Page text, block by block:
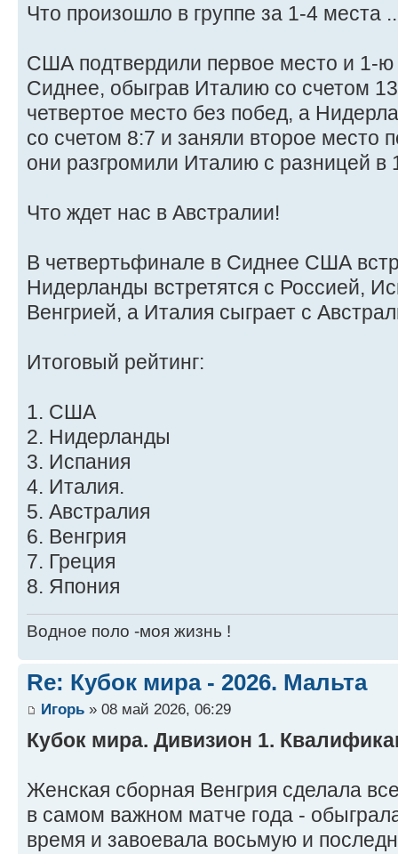
Что произошло в группе за 1-4 места ..
США подтвердили первое место и 1-ю
Сиднее, обыграв Италию со счетом
четвертое место без побед, а
со счетом 8:7 и заняли второе место
они разгромили Италию с разницей в
Что ждет нас в Австралии!
В четвертьфинале в Сиднее США
Нидерланды встретятся с Россией,
Венгрией, а Италия сыграет с
Итоговый рейтинг:
1. США
2. Нидерланды
3. Испания
4. Италия.
5. Австралия
6. Венгрия
7. Греция
8. Япония
Водное поло -моя жизнь !
Re: Кубок мира - 2026. Мальта
Игорь » 08 май 2026, 06:29
Кубок мира. Дивизион 1.
Женская сборная Венгрия сделала
в самом важном матче года -
время и завоевала восьмую и